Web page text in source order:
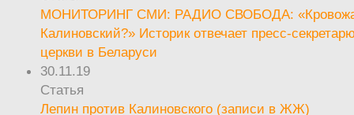
МОНИТОРИНГ СМИ: РАДИО СВОБОДА:
Калиновский?» Историк отвечает пресс-
церкви в Беларуси
30.11.19
Статья
Лепин против Калиновского (записи в ЖЖ)